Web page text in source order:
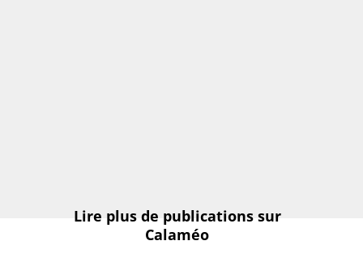
Lire plus de publications sur
Calaméo